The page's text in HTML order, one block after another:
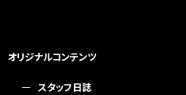
オリジナルコンテンツ
スタッフ日誌